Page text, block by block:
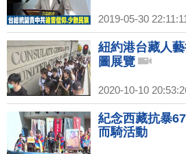
2019-05-30
紐約港台藏人
圖展覽
2020-10-10
紀念西藏抗暴
而騎活動